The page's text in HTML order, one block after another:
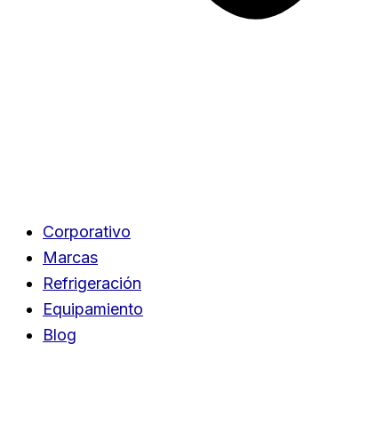
Corporativo
Marcas
Refrigeración
Equipamiento
Blog